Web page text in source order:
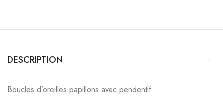
DESCRIPTION
Boucles d’oreilles papillons avec pendentif